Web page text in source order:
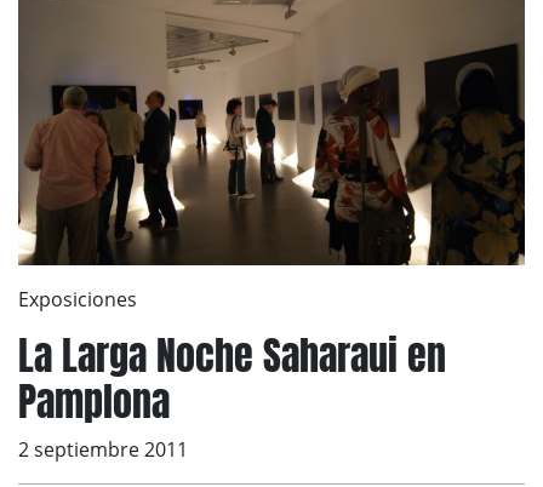
Exposiciones
La Larga Noche Saharaui en
Pamplona
2 septiembre 2011